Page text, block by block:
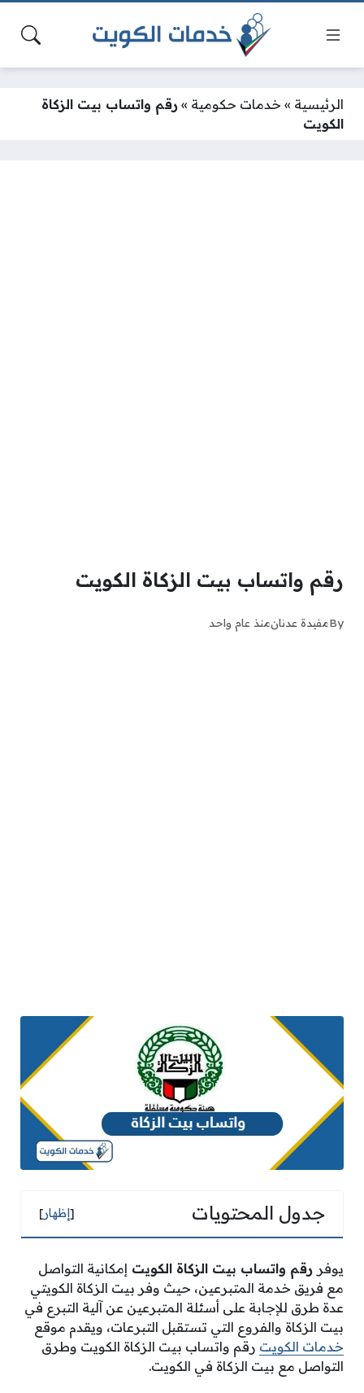
الرئيسية » خدمات حكومية » رقم واتساب بيت الزكاة
الكويت
رقم واتساب بيت الزكاة الكويت
Byمفيدة عدنانمنذ عام واحد
جدول المحتويات [إظهار]
يوفر رقم واتساب بيت الزكاة الكويت إمكانية التواصل
مع فريق خدمة المتبرعين، حيث وفر بيت الزكاة الكويتي
عدة طرق للإجابة على أسئلة المتبرعين عن آلية التبرع في
بيت الزكاة والفروع التي تستقبل التبرعات، ويقدم موقع
خدمات الكويت رقم واتساب بيت الزكاة الكويت وطرق
التواصل مع بيت الزكاة في الكويت.